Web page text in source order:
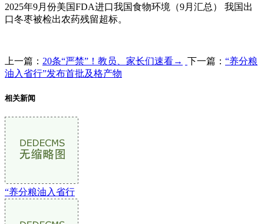
2025年9月份美国FDA进口我国食物环境（9月汇总） 我国出
口冬枣被检出农药残留超标。
上一篇： 20条“严禁”！教员、家长们速看→ 下一篇： “养分粮
油入省行”发布首批及格产物
相关新闻
“养分粮油入省行